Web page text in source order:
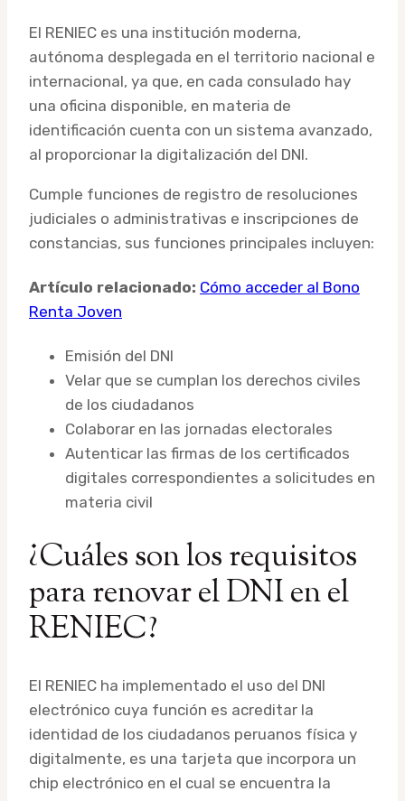
El RENIEC es una institución moderna,
autónoma desplegada en el territorio nacional e
internacional, ya que, en cada consulado hay
una oficina disponible, en materia de
identificación cuenta con un sistema avanzado,
al proporcionar la digitalización del DNI.
Cumple funciones de registro de resoluciones
judiciales o administrativas e inscripciones de
constancias, sus funciones principales incluyen:
Artículo relacionado: Cómo acceder al Bono
Renta Joven
Emisión del DNI
Velar que se cumplan los derechos civiles
de los ciudadanos
Colaborar en las jornadas electorales
Autenticar las firmas de los certificados
digitales correspondientes a solicitudes en
materia civil
¿Cuáles son los requisitos
para renovar el DNI en el
RENIEC?
El RENIEC ha implementado el uso del DNI
electrónico cuya función es acreditar la
identidad de los ciudadanos peruanos física y
digitalmente, es una tarjeta que incorpora un
chip electrónico en el cual se encuentra la